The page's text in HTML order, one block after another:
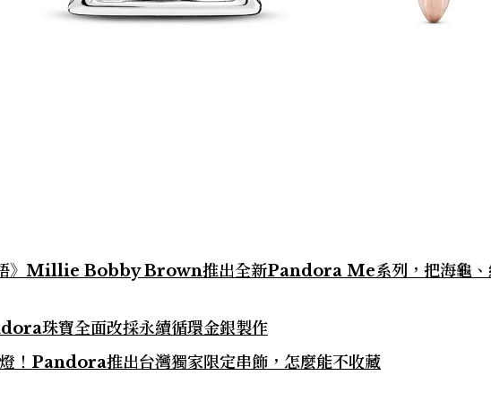
》Millie Bobby Brown推出全新Pandora Me系列，把海龜、
珠寶全面改採永續循環金銀製作
！Pandora推出台灣獨家限定串飾，怎麼能不收藏